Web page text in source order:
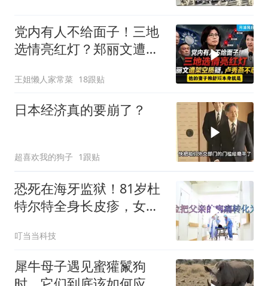
党内有人不给面子！三地
选情亮红灯？郑丽文遭架
一起来听听
王姐懒人家常菜 18跟贴
日本经济真的要崩了？
超喜欢我的狗子 1跟贴
恐死在海牙监狱！81岁杜
特尔特全身长皮疹，女儿
叮当当科技
犀牛母子遇见蜜獾鬣狗